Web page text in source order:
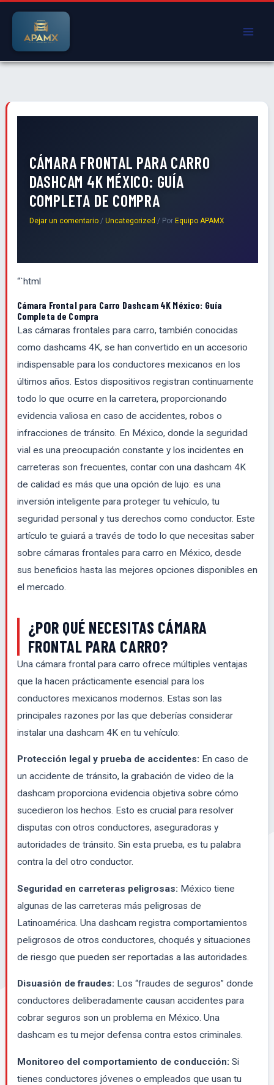
contenido
CÁMARA FRONTAL PARA CARRO
DASHCAM 4K MÉXICO: GUÍA
COMPLETA DE COMPRA
Dejar un comentario / Uncategorized / Por Equipo APAMX
“`html
Cámara Frontal para Carro Dashcam 4K México: Guía
Completa de Compra
Las cámaras frontales para carro, también conocidas
como dashcams 4K, se han convertido en un accesorio
indispensable para los conductores mexicanos en los
últimos años. Estos dispositivos registran continuamente
todo lo que ocurre en la carretera, proporcionando
evidencia valiosa en caso de accidentes, robos o
infracciones de tránsito. En México, donde la seguridad
vial es una preocupación constante y los incidentes en
carreteras son frecuentes, contar con una dashcam 4K
de calidad es más que una opción de lujo: es una
inversión inteligente para proteger tu vehículo, tu
seguridad personal y tus derechos como conductor. Este
artículo te guiará a través de todo lo que necesitas saber
sobre cámaras frontales para carro en México, desde
sus beneficios hasta las mejores opciones disponibles en
el mercado.
¿POR QUÉ NECESITAS CÁMARA
FRONTAL PARA CARRO?
Una cámara frontal para carro ofrece múltiples ventajas
que la hacen prácticamente esencial para los
conductores mexicanos modernos. Estas son las
principales razones por las que deberías considerar
instalar una dashcam 4K en tu vehículo:
Protección legal y prueba de accidentes: En caso de
un accidente de tránsito, la grabación de video de la
dashcam proporciona evidencia objetiva sobre cómo
sucedieron los hechos. Esto es crucial para resolver
disputas con otros conductores, aseguradoras y
autoridades de tránsito. Sin esta prueba, es tu palabra
contra la del otro conductor.
Seguridad en carreteras peligrosas: México tiene
algunas de las carreteras más peligrosas de
Latinoamérica. Una dashcam registra comportamientos
peligrosos de otros conductores, choqués y situaciones
de riesgo que pueden ser reportadas a las autoridades.
Disuasión de fraudes: Los “fraudes de seguros” donde
conductores deliberadamente causan accidentes para
cobrar seguros son un problema en México. Una
dashcam es tu mejor defensa contra estos criminales.
Monitoreo del comportamiento de conducción: Si
tienes conductores jóvenes o empleados que usan tu